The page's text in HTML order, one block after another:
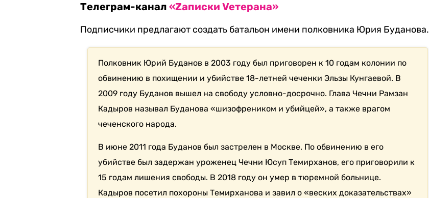
Телеграм-канал«Zаписки Veтерана»
Подписчики предлагают создать батальон имени полковника Юрия Буданова.
Полковник Юрий Буданов в 2003 году был приговорен к 10 годам колонии по
обвинению в похищении и убийстве 18-летней чеченки Эльзы Кунгаевой. В
2009 году Буданов вышел на свободу условно-досрочно. Глава Чечни Рамзан
Кадыров называл Буданова «шизофреником и убийцей», а также врагом
чеченского народа.
В июне 2011 года Буданов был застрелен в Москве. По обвинению в его
убийстве был задержан уроженец Чечни Юсуп Темирханов, его приговорили к
15 годам лишения свободы. В 2018 году он умер в тюремной больнице.
Кадыров посетил похороны Темирханова и завил о «веских доказательствах»